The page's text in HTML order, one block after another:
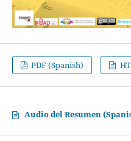
PDF (Spanish)
Audio del Resumen